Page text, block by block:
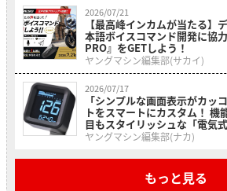
2026/07/21
【最高峰インカムが当たる】
本語ボイスコマンド開発に協
PRO』をGETしよう！
ヤングマシン編集部(サカイ)
2026/07/17
「シンプルな画面表示がカ
トをスマートにカスタム！ 機
目もスタイリッシュな「電気
ター CUBE」
ヤングマシン編集部(ナカ)
もっと見る